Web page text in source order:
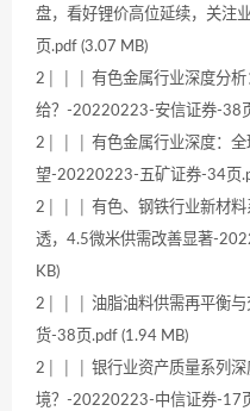
盘，看好锂价高位延续，关注
页.pdf (3.07 MB)
2│ │ │ 有色金属行业深度分析
给？-20220223-安信证券-38
2│ │ │ 有色金属行业深度：全
望-20220223-五矿证券-34页
2│ │ │ 有色、钢铁行业新材
透，4.5微米供需改善显著-
KB)
2│ │ │ 油脂油料供需再平衡
货-38页.pdf (1.94 MB)
2│ │ │ 银行业资产质量系列深
境？-20220223-中信证券-17